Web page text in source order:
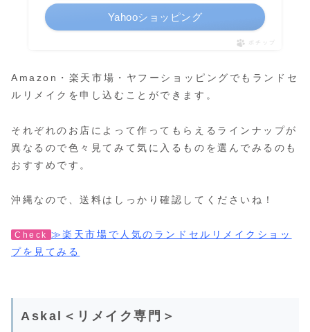
Yahooショッピング
ポチップ
Amazon・楽天市場・ヤフーショッピングでもランドセ
ルリメイクを申し込むことができます。
それぞれのお店によって作ってもらえるラインナップが
異なるので色々見てみて気に入るものを選んでみるのも
おすすめです。
沖縄なので、送料はしっかり確認してくださいね！
Check ≫楽天市場で人気のランドセルリメイクショッ
プを見てみる
Askal＜リメイク専門＞